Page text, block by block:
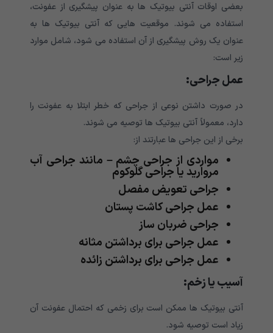
بعضی اوقات آنتی بیوتیک ها به عنوان پیشگیری از عفونت،
استفاده می شوند. موقعیت هایی که آنتی بیوتیک ها به
عنوان یک روش پیشگیری از آن استفاده می شود، شامل موارد
زیر است:
عمل جراحی:
در صورت داشتن نوعی از جراحی که خطر ابتلا به عفونت را
دارد، معمولاً آنتی بیوتیک ها توصیه می شوند.
برخی از این جراحی ها عبارتند از:
مواردی از جراحی چشم – مانند جراحی آب
مروارید یا جراحی گلوکوم
جراحی تعویض مفصل
عمل جراحی کاشت پستان
جراحی ضربان ساز
عمل جراحی برای برداشتن مثانه
عمل جراحی برای برداشتن زائده
آسیب یا زخم:
آنتی بیوتیک ها ممکن است برای زخمی که احتمال عفونت آن
زیاد است توصیه شود.